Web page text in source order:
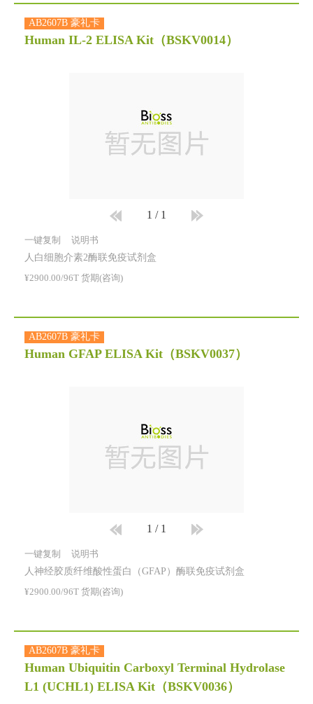
AB2607B 豪礼卡
Human IL-2 ELISA Kit （BSKV0014）
1 / 1
一键复制 说明书
人白细胞介素2酶联免疫试剂盒
¥2900.00/96T 货期(咨询)
AB2607B 豪礼卡
Human GFAP ELISA Kit （BSKV0037）
1 / 1
一键复制 说明书
人神经胶质纤维酸性蛋白（GFAP）酶联免疫试剂盒
¥2900.00/96T 货期(咨询)
AB2607B 豪礼卡
Human Ubiquitin Carboxyl Terminal Hydrolase
L1 (UCHL1) ELISA Kit （BSKV0036）